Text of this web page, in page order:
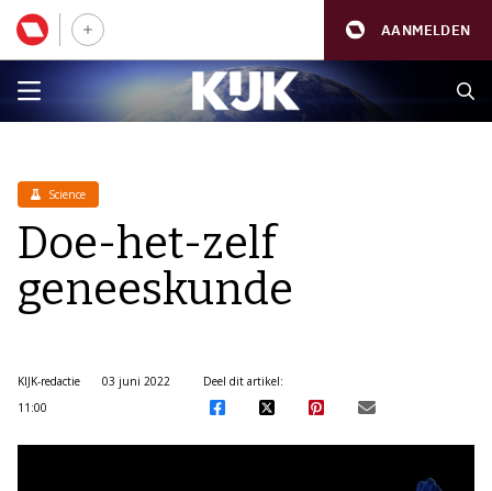
AANMELDEN
Science
Doe-het-zelf
geneeskunde
KIJK-redactie
03 juni 2022
11:00
Deel dit artikel: